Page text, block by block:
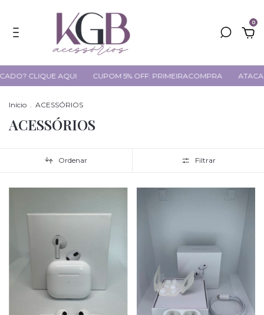
0
CLIQUE AQUI CUPOM 5% OFF: PRIMEIRACOMPRA
Início . ACESSÓRIOS
ACESSÓRIOS
Ordenar Filtrar